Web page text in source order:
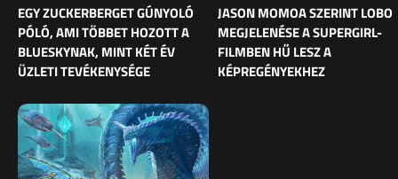
EGY ZUCKERBERGET GÚNYOLÓ
PÓLÓ, AMI TÖBBET HOZOTT A
BLUESKYNAK, MINT KÉT ÉV
ÜZLETI TEVÉKENYSÉGE
JASON MOMOA SZERINT LOBO
MEGJELENÉSE A SUPERGIRL-
FILMBEN HŰ LESZ A
KÉPREGÉNYEKHEZ